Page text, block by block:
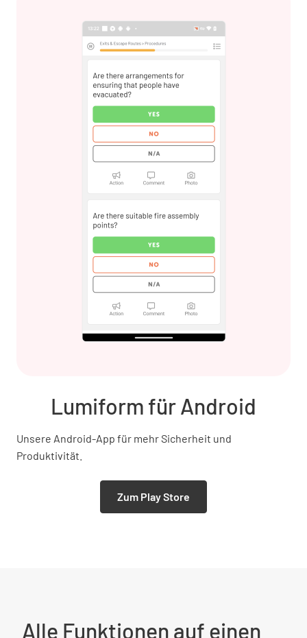
Lumiform für Android
Unsere Android-App für mehr Sicherheit und
Produktivität.
Zum Play Store
Alle Funktionen auf einen